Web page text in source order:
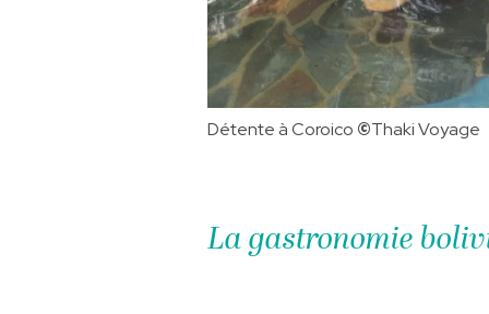
Détente à Coroico ©️Thaki Voyage
La gastronomie